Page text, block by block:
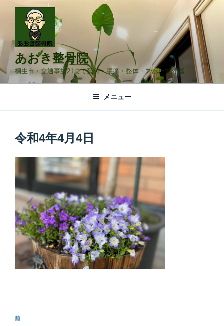
ン
ツ
へ
プ
あおき整骨院
桐生市・交通事故21まで受付・腰痛・整体・スポーツ外傷
メニュー
令和4年4月4日
投
前
前